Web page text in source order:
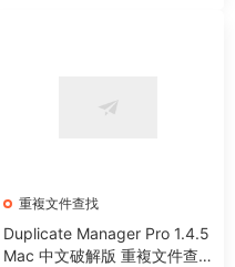
重複文件查找
Duplicate Manager Pro 1.4.5
Mac 中文破解版 重複文件查